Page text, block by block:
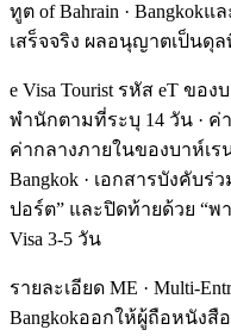
ทูต of Bahrain · Bangkok
เสร็จจริง ผลอนุญาตเป็นดุ
e Visa Tourist รหัส eT ขอ
พำนักตามที่ระบุ 14 วัน · ค่
ค่ากลางภายในของบาห์เร
Bangkok · เอกสารบังคับ
ปอร์ต” และปิดท้ายด้วย “พ
Visa 3-5 วัน
รายละเอียด ME · Multi-
Bangkokออกให้ผู้ถือหนังสื